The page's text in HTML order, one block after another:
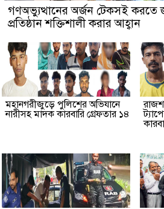
গণঅভ্যুত্থানের অর্জন টেকসই করতে
প্রতিষ্ঠান শক্তিশালী করার আহ্বান
মহানগরীজুড়ে পুলিশের অভিযানে
নারীসহ মাদক কারবারি গ্রেফতার ১৪